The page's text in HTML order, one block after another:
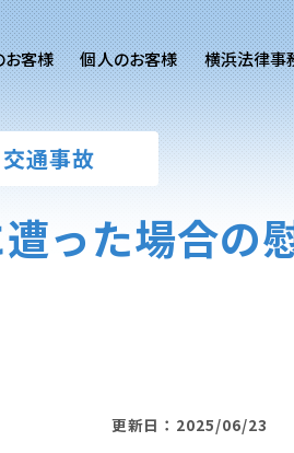
お客様
労務専用サイト
個人のお客様
刑事事件
横浜法律事
交通事故
った場合の
更新日：2025/06/23